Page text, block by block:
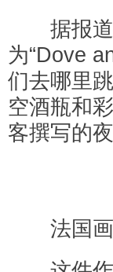
据报道
为“Dove
们去哪里
空酒瓶和
客撰写的
法国画